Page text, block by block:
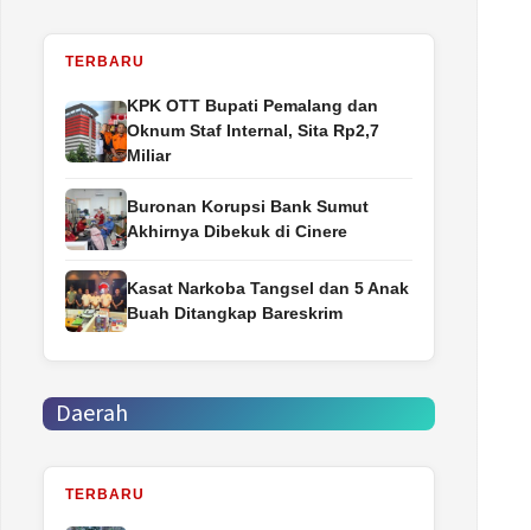
TERBARU
‎KPK OTT Bupati Pemalang dan
Oknum Staf Internal, Sita Rp2,7
Miliar
Buronan Korupsi Bank Sumut
Akhirnya Dibekuk di Cinere
Kasat Narkoba Tangsel dan 5 Anak
Buah Ditangkap Bareskrim
Daerah
TERBARU